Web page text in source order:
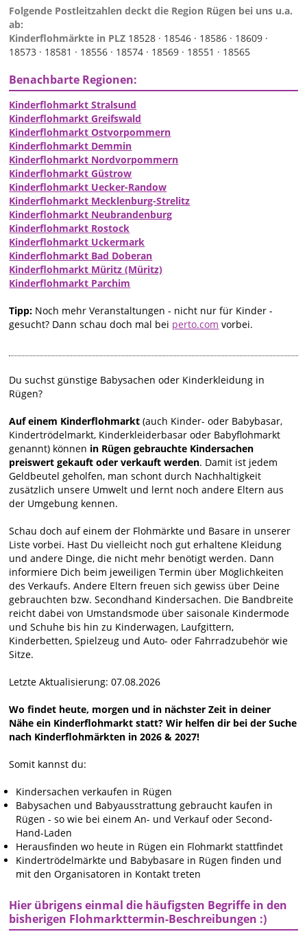
Folgende Postleitzahlen deckt die Region Rügen bei uns u.a.
ab:
Kinderflohmärkte in PLZ 18528 · 18546 · 18586 · 18609 ·
18573 · 18581 · 18556 · 18574 · 18569 · 18551 · 18565
Benachbarte Regionen:
Kinderflohmarkt Stralsund
Kinderflohmarkt Greifswald
Kinderflohmarkt Ostvorpommern
Kinderflohmarkt Demmin
Kinderflohmarkt Nordvorpommern
Kinderflohmarkt Güstrow
Kinderflohmarkt Uecker-Randow
Kinderflohmarkt Mecklenburg-Strelitz
Kinderflohmarkt Neubrandenburg
Kinderflohmarkt Rostock
Kinderflohmarkt Uckermark
Kinderflohmarkt Bad Doberan
Kinderflohmarkt Müritz (Müritz)
Kinderflohmarkt Parchim
Tipp: Noch mehr Veranstaltungen - nicht nur für Kinder -
gesucht? Dann schau doch mal bei perto.com vorbei.
Du suchst günstige Babysachen oder Kinderkleidung in
Rügen?
Auf einem Kinderflohmarkt (auch Kinder- oder Babybasar,
Kindertrödelmarkt, Kinderkleiderbasar oder Babyflohmarkt
genannt) können in Rügen gebrauchte Kindersachen
preiswert gekauft oder verkauft werden. Damit ist jedem
Geldbeutel geholfen, man schont durch Nachhaltigkeit
zusätzlich unsere Umwelt und lernt noch andere Eltern aus
der Umgebung kennen.
Schau doch auf einem der Flohmärkte und Basare in unserer
Liste vorbei. Hast Du vielleicht noch gut erhaltene Kleidung
und andere Dinge, die nicht mehr benötigt werden. Dann
informiere Dich beim jeweiligen Termin über Möglichkeiten
des Verkaufs. Andere Eltern freuen sich gewiss über Deine
gebrauchten bzw. Secondhand Kindersachen. Die Bandbreite
reicht dabei von Umstandsmode über saisonale Kindermode
und Schuhe bis hin zu Kinderwagen, Laufgittern,
Kinderbetten, Spielzeug und Auto- oder Fahrradzubehör wie
Sitze.
Letzte Aktualisierung: 07.08.2026
Wo findet heute, morgen und in nächster Zeit in deiner
Nähe ein Kinderflohmarkt statt? Wir helfen dir bei der Suche
nach Kinderflohmärkten in 2026 & 2027!
Somit kannst du:
Kindersachen verkaufen in Rügen
Babysachen und Babyausstrattung gebraucht kaufen in
Rügen - so wie bei einem An- und Verkauf oder Second-
Hand-Laden
Herausfinden wo heute in Rügen ein Flohmarkt stattfindet
Kindertrödelmärkte und Babybasare in Rügen finden und
mit den Organisatoren in Kontakt treten
Hier übrigens einmal die häufigsten Begriffe in den
bisherigen Flohmarkttermin-Beschreibungen :)